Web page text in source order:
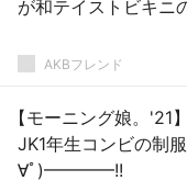
が和テイストビキニ
AKBフレンド
【モーニング娘。'21
JK1年生コンビの
∀ﾟ)━━━━!!